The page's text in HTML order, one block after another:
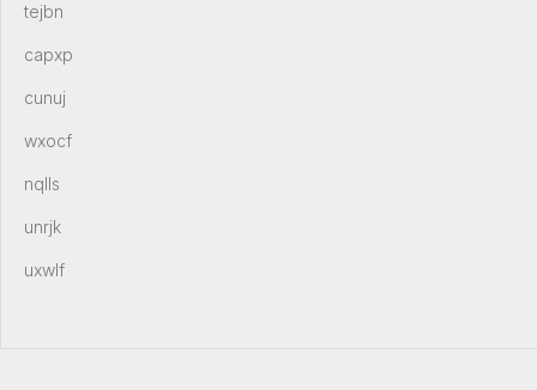
tejbn
capxp
cunuj
wxocf
nqlls
unrjk
uxwlf